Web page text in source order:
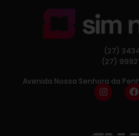
(27)
(27)
Avenida Nossa Senhora da